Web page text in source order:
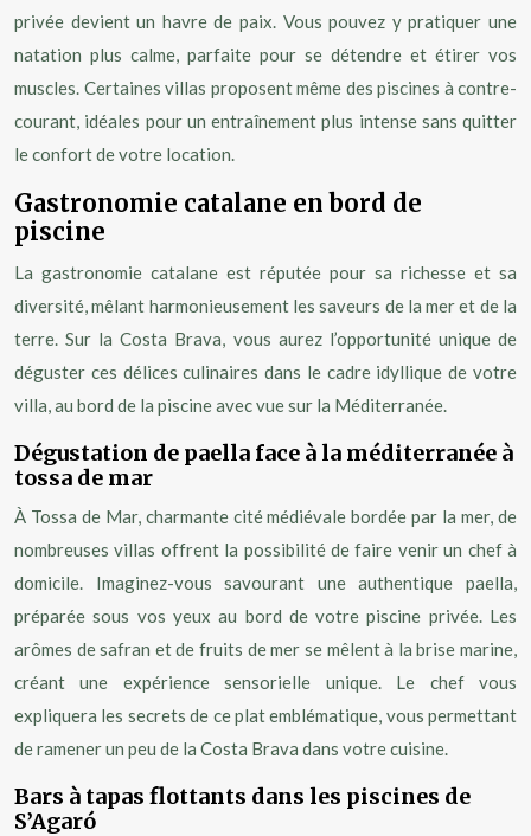
privée devient un havre de paix. Vous pouvez y pratiquer une
natation plus calme, parfaite pour se détendre et étirer vos
muscles. Certaines villas proposent même des piscines à contre-
courant, idéales pour un entraînement plus intense sans quitter
le confort de votre location.
Gastronomie catalane en bord de
piscine
La gastronomie catalane est réputée pour sa richesse et sa
diversité, mêlant harmonieusement les saveurs de la mer et de la
terre. Sur la Costa Brava, vous aurez l’opportunité unique de
déguster ces délices culinaires dans le cadre idyllique de votre
villa, au bord de la piscine avec vue sur la Méditerranée.
Dégustation de paella face à la méditerranée à
tossa de mar
À Tossa de Mar, charmante cité médiévale bordée par la mer, de
nombreuses villas offrent la possibilité de faire venir un chef à
domicile. Imaginez-vous savourant une authentique paella,
préparée sous vos yeux au bord de votre piscine privée. Les
arômes de safran et de fruits de mer se mêlent à la brise marine,
créant une expérience sensorielle unique. Le chef vous
expliquera les secrets de ce plat emblématique, vous permettant
de ramener un peu de la Costa Brava dans votre cuisine.
Bars à tapas flottants dans les piscines de
S’Agaró